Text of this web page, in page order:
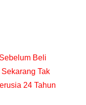
Beli
Tak
24 Tahun